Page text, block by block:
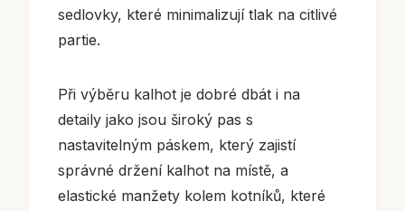
sedlovky, které minimalizují tlak na citlivé
partie.
Při výběru kalhot je dobré dbát i na
detaily jako jsou široký pas s
nastavitelným páskem, který zajistí
správné držení kalhot na místě, a
elastické manžety kolem kotníků, které